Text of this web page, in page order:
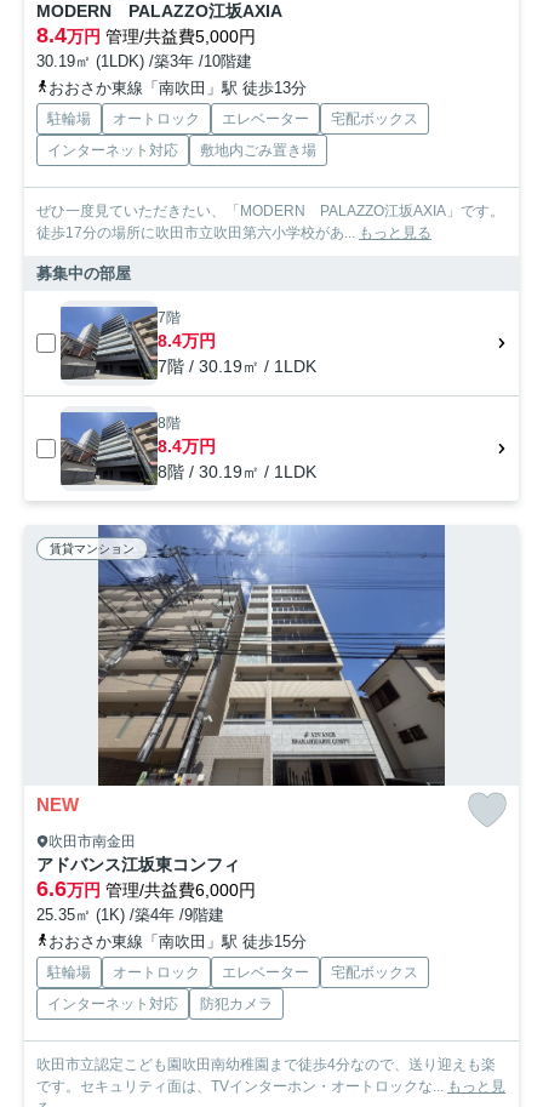
MODERN PALAZZO江坂AXIA
8.4万円 管理/共益費5,000円
30.19㎡ (1LDK) /築3年 /10階建
おおさか東線「南吹田」駅 徒歩13分
駐輪場 オートロック エレベーター
宅配ボックス
インターネット対応
敷地内ごみ置き場
ぜひ一度見ていただきたい、「MODERN PALAZZO江坂AXIA」です。
徒歩17分の場所に吹田市立吹田第六小学校があ... もっと見る
募集中の部屋
7階
8.4万円
7階 / 30.19㎡ / 1LDK
8階
8.4万円
8階 / 30.19㎡ / 1LDK
賃貸マンション
NEW
吹田市南金田
アドバンス江坂東コンフィ
6.6万円 管理/共益費6,000円
25.35㎡ (1K) /築4年 /9階建
おおさか東線「南吹田」駅 徒歩15分
駐輪場 オートロック エレベーター
宅配ボックス
インターネット対応
防犯カメラ
吹田市立認定こども園吹田南幼稚園まで徒歩4分なので、送り迎えも楽
です。セキュリティ面は、TVインターホン・オートロックな... もっと見